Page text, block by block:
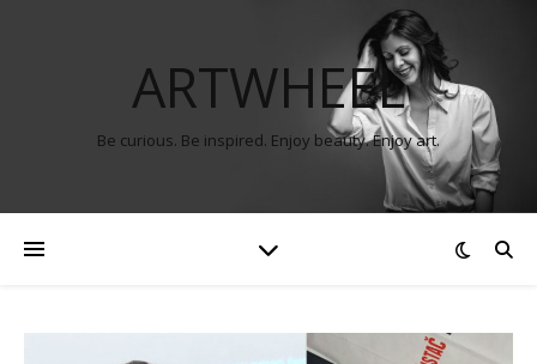
ARTWHEEL
Be curious. Be inspired. Enjoy beauty. Enjoy art.